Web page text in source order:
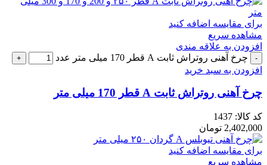
برای مقایسه اضافه کنید
مشاهده سریع
افزودن به علاقه مندی
چرخ آهنی روتراش ثابت A قطر 170 میلی متر عدد
افزودن به سبد خرید
چرخ آهنی روتراش ثابت A قطر 170 میلی متر
کد کالا: 1437
2,402,000 تومان
برای مقایسه اضافه کنید
مشاهده سریع